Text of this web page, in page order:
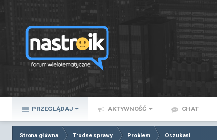
PRZEGLĄDAJ AKTYWNOŚĆ CHAT
Strona główna Trudne sprawy Problem Oszukani